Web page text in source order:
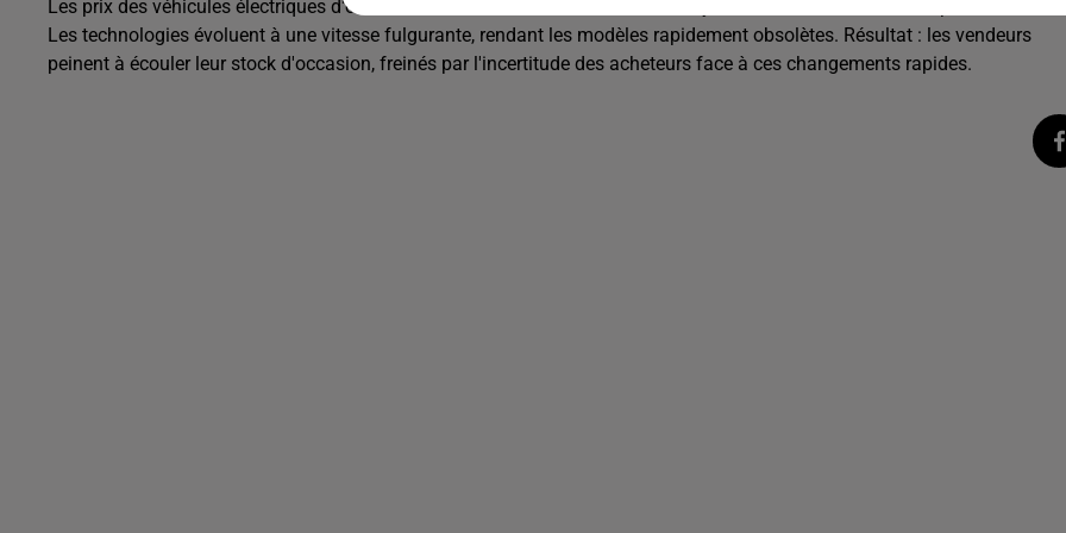
Les prix des véhicules électriques d'occasion s'effondrent, avec une baisse moyenne de 5 000 euros dès la première année.
Les technologies évoluent à une vitesse fulgurante, rendant les modèles rapidement obsolètes. Résultat : les vendeurs
peinent à écouler leur stock d'occasion, freinés par l'incertitude des acheteurs face à ces changements rapides.